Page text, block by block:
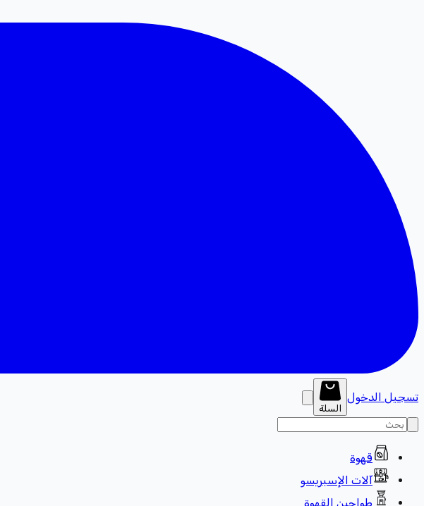
تسجيل الدخول
السلة
قهوة
آلات الإسبريسو
طواحين القهوة